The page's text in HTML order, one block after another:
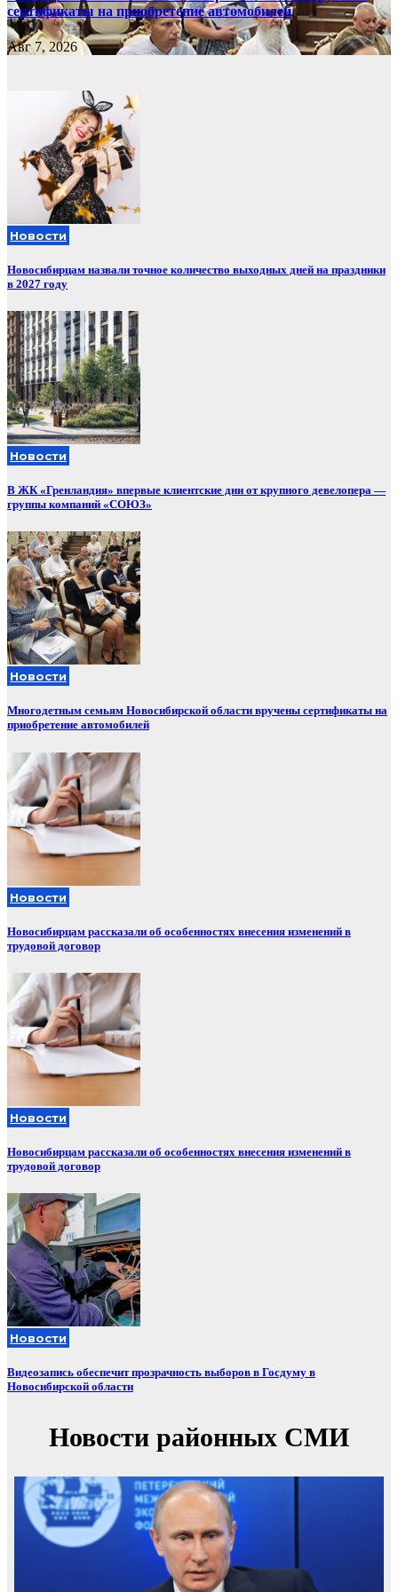
сертификаты на приобретение автомобилей
Авг 7, 2026
Новости
Новосибирцам назвали точное количество выходных дней на праздники
в 2027 году
Новости
В ЖК «Гренландия» впервые клиентские дни от крупного девелопера —
группы компаний «СОЮЗ»
Новости
Многодетным семьям Новосибирской области вручены сертификаты на
приобретение автомобилей
Новости
Новосибирцам рассказали об особенностях внесения изменений в
трудовой договор
Новости
Новосибирцам рассказали об особенностях внесения изменений в
трудовой договор
Новости
Видеозапись обеспечит прозрачность выборов в Госдуму в
Новосибирской области